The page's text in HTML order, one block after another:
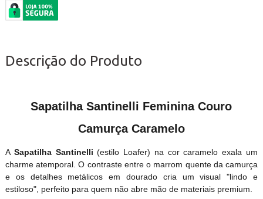
Descrição do Produto
Sapatilha Santinelli Feminina Couro
Camurça Caramelo
A Sapatilha Santinelli (estilo Loafer) na cor caramelo exala um
charme atemporal. O contraste entre o marrom quente da camurça
e os detalhes metálicos em dourado cria um visual "lindo e
estiloso", perfeito para quem não abre mão de materiais premium.